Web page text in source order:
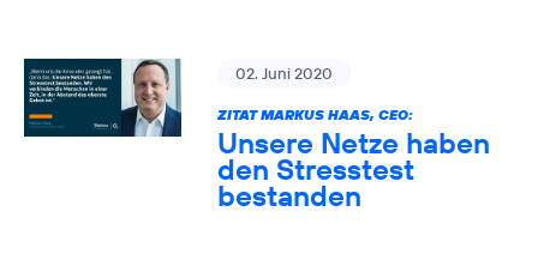
02. Juni 2020
ZITAT MARKUS HAAS, CEO:
Unsere Netze haben
den Stresstest
bestanden